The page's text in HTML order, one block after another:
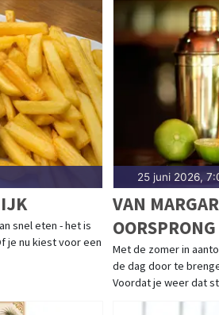
snel eten - het is
je nu kiest voor een
25 juni 2026,
VAN
Met de zomer in
de dag door te
Voordat je weer dat